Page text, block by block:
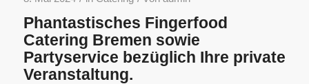
Phantastisches Fingerfood
Catering Bremen sowie
Partyservice bezüglich Ihre private
Veranstaltung.